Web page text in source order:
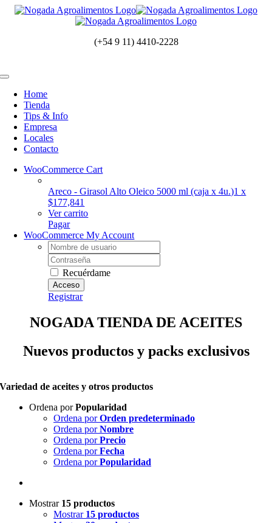
Saltar
(+54 9 11) 4410-2228
Toggle
NavigationHome
Tienda
Tips & Info
Empresa
Locales
Contacto
WooCommerce Cart
Areco - Girasol Alto Oleico 5000 ml (caja x 4u.)1 x
$177,841
Ver carrito
Pagar
WooCommerce My Account
Username:
Contraseña
Recuérdame
Registrar
NOGADA TIENDA DE ACEITES
Nuevos productos y packs exclusivos
Variedad de aceites y otros productos
Ordena porPopularidad
Ordena porOrden predeterminado
Ordena porNombre
Ordena porPrecio
Ordena porFecha
Ordena porPopularidad
Mostrar 15 productos
Mostrar 15 productos